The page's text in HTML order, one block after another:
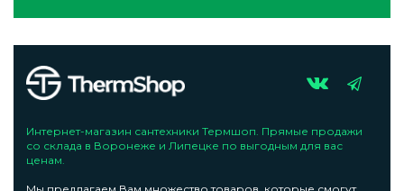
Интернет-магазин сантехники Термшоп. Прямые продажи
со склада в Воронеже и Липецке по выгодным для вас
ценам.